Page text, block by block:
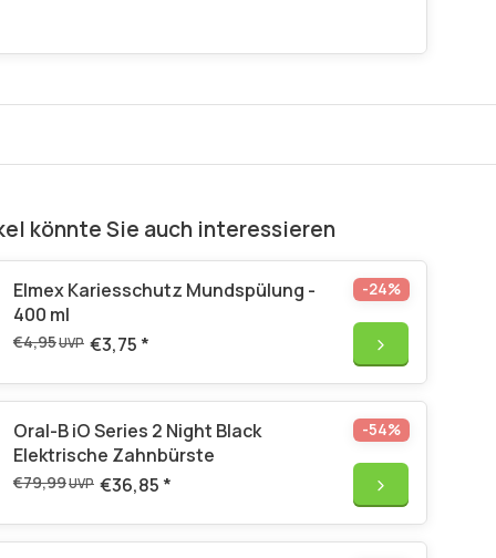
könnte Sie auch interessieren
Elmex Kariesschutz Mundspülung -
400 ml
€4,95UVP €3,75 *
-24%
Oral-B iO Series 2 Night Black
Elektrische Zahnbürste
€79,99UVP €36,85 *
-54%